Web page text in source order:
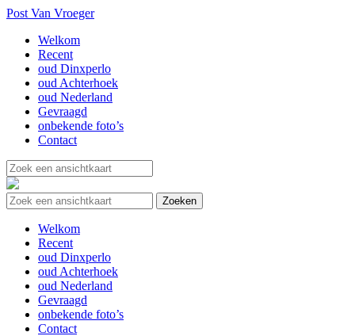
Post Van Vroeger
Welkom
Recent
oud Dinxperlo
oud Achterhoek
oud Nederland
Gevraagd
onbekende foto’s
Contact
Welkom
Recent
oud Dinxperlo
oud Achterhoek
oud Nederland
Gevraagd
onbekende foto’s
Contact